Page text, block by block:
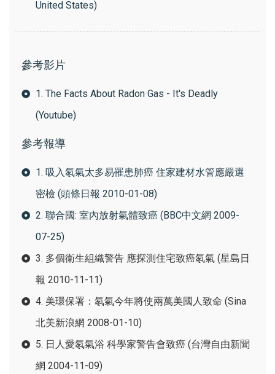
United States)
參考影片
1. The Facts About Radon Gas - It's Deadly
(Youtube)
參考報導
1. 吸入氡氣太多易罹患肺癌 住家建材水管應嚴選
密檢 (頭條日報 2010-01-08)
2. 聯合國: 室內放射氣體致癌 (BBC中文網 2009-
07-25)
3. 多個衛生組織警告 應探測住宅致癌氡氣 (星島日
報 2010-11-11)
4. 美環保署：氡氣今年將使兩萬美國人致命 (Sina
北美新浪網 2008-01-10)
5. 日人愛氡氣浴 科學家警告會致癌 (台灣自由新聞
網 2004-11-09)